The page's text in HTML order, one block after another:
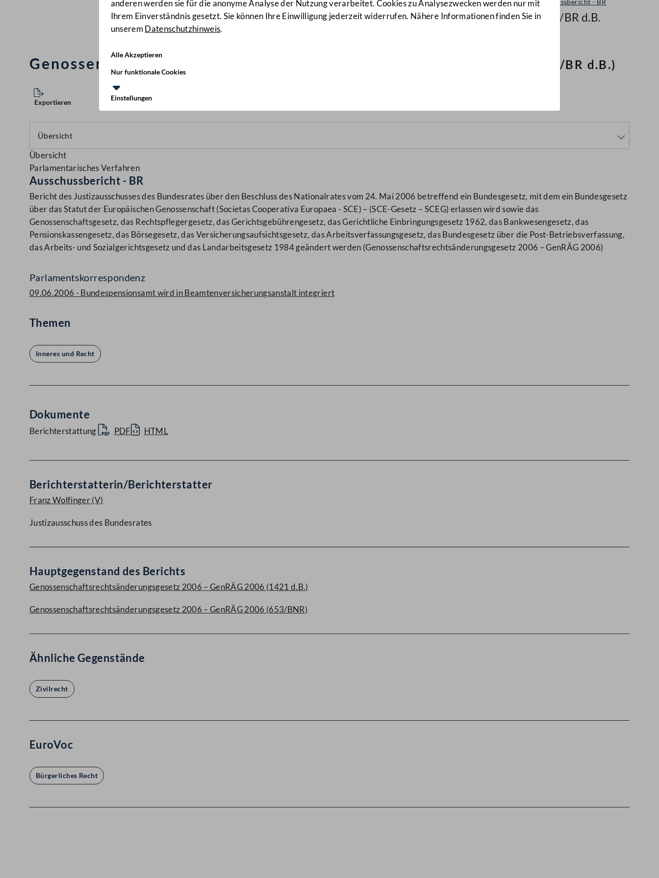
anderen werden sie für die anonyme Analyse der Nutzung verarbeitet. Cookies zu Analysezwecken werden nur mit
Ihrem Einverständnis gesetzt. Sie können Ihre Einwilligung jederzeit widerrufen. Nähere Informationen finden Sie in
unserem Datenschutzhinweis.
Alle Akzeptieren
Nur funktionale Cookies
Einstellungen
Ausschussbericht - BR
7572/BR d.B.
Genossenschaftsrechtsänderungsgesetz 2006 – GenRÄG 2006 (7572/BR d.B.)
Exportieren
Übersicht
Parlamentarisches Verfahren
Ausschussbericht - BR
Bericht des Justizausschusses des Bundesrates über den Beschluss des Nationalrates vom 24. Mai 2006 betreffend ein Bundesgesetz, mit dem ein Bundesgesetz
über das Statut der Europäischen Genossenschaft (Societas Cooperativa Europaea - SCE) – (SCE-Gesetz – SCEG) erlassen wird sowie das
Genossenschaftsgesetz, das Rechtspflegergesetz, das Gerichtsgebührengesetz, das Gerichtliche Einbringungsgesetz 1962, das Bankwesengesetz, das
Pensionskassengesetz, das Börsegesetz, das Versicherungsaufsichtsgesetz, das Arbeitsverfassungsgesetz, das Bundesgesetz über die Post-Betriebsverfassung,
das Arbeits- und Sozialgerichtsgesetz und das Landarbeitsgesetz 1984 geändert werden (Genossenschaftsrechtsänderungsgesetz 2006 – GenRÄG 2006)
Parlamentskorrespondenz
09.06.2006 - Bundespensionsamt wird in Beamtenversicherungsanstalt integriert
Themen
Inneres und Recht
Dokumente
Berichterstattung PDF HTML
Berichterstatterin/Berichterstatter
Franz Wolfinger(V)
Justizausschuss des Bundesrates
Hauptgegenstand des Berichts
Genossenschaftsrechtsänderungsgesetz 2006 – GenRÄG 2006 (1421 d.B.)
Genossenschaftsrechtsänderungsgesetz 2006 – GenRÄG 2006 (653/BNR)
Ähnliche Gegenstände
Zivilrecht
EuroVoc
Bürgerliches Recht